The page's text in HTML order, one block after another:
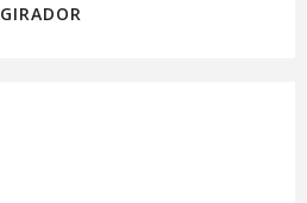
GIRADOR